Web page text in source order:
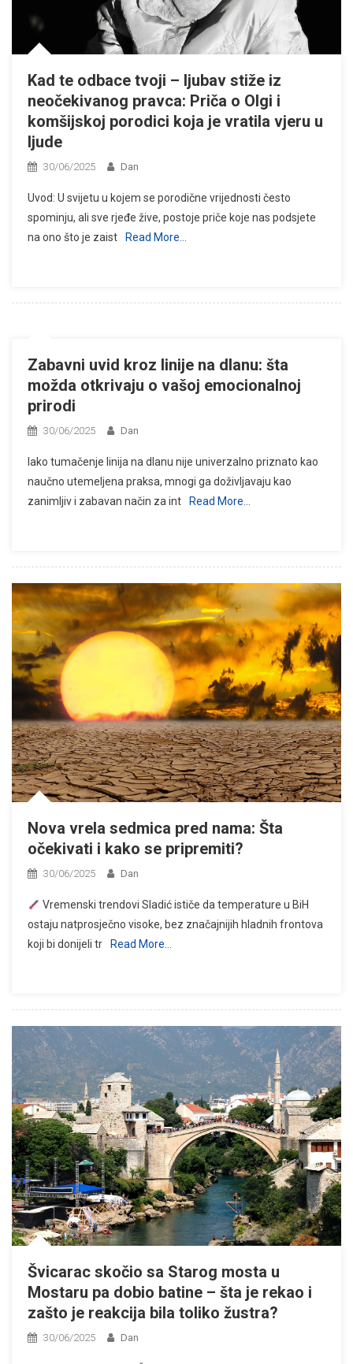
Kad te odbace tvoji – ljubav stiže iz
neočekivanog pravca: Priča o Olgi i
komšijskoj porodici koja je vratila vjeru u
ljude
30/06/2025 Dan
Uvod: U svijetu u kojem se porodične vrijednosti često
spominju, ali sve rjeđe žive, postoje priče koje nas podsjete
na ono što je zaist
Read More…
Zabavni uvid kroz linije na dlanu: šta
možda otkrivaju o vašoj emocionalnoj
prirodi
30/06/2025 Dan
Iako tumačenje linija na dlanu nije univerzalno priznato kao
naučno utemeljena praksa, mnogi ga doživljavaju kao
zanimljiv i zabavan način za int
Read More…
Nova vrela sedmica pred nama: Šta
očekivati i kako se pripremiti?
30/06/2025 Dan
Vremenski trendovi Sladić ističe da temperature u BiH
ostaju natprosječno visoke, bez značajnijih hladnih frontova
koji bi donijeli tr
Read More…
Švicarac skočio sa Starog mosta u
Mostaru pa dobio batine – šta je rekao i
zašto je reakcija bila toliko žustra?
30/06/2025 Dan